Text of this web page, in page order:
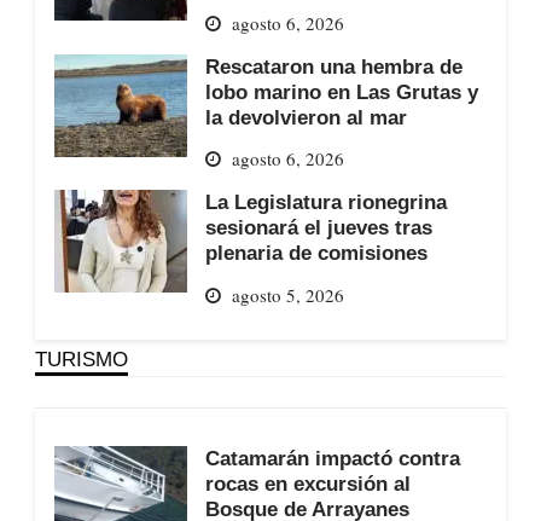
agosto 6, 2026
Rescataron una hembra de
lobo marino en Las Grutas y
la devolvieron al mar
agosto 6, 2026
La Legislatura rionegrina
sesionará el jueves tras
plenaria de comisiones
agosto 5, 2026
TURISMO
Catamarán impactó contra
rocas en excursión al
Bosque de Arrayanes